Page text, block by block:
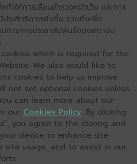
ำให้การเลื่อนสำรวจหน้าเว็บ และการ
มีประสิทธิภาพยิ่งขึ้น รวมถึงเพื่อ
ทางการประชาสัมพันธ์ของสถาบัน
which is required for the
We also would like to
cookies to help us improve
not set optional cookies unless
can learn more about our
our Cookies Policy. By clicking
you agree to the storing and
device to enhance site
site usage, and to assist in our